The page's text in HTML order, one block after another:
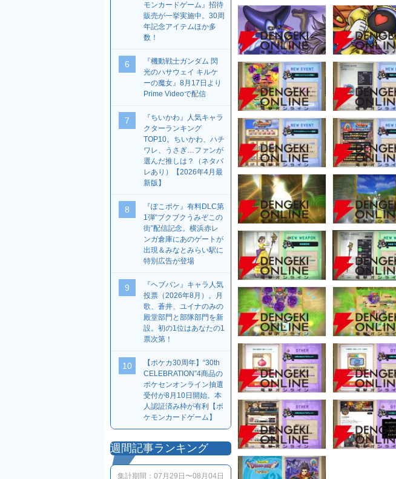
モンカードゲーム』招待
販売が一挙実施中。30周
年記念アイテムほか多
数！
6
『機動戦士ガンダム 閃
光のハサウェイ キルケ
ーの魔女』8月17日より
Prime Videoで配信
7
『ちいかわ』人気キャラ
クターランキング
TOP10。ちいかわ、ハチ
ワレ、うさぎ…ファンが
選んだ推しは？（ネタバ
レあり）【2026年4月最
新版】
8
『ぽこポケ』有料DLC第
1弾“ブクブクうみぞこの
街”配信記念。横浜赤レ
ンガ倉庫にあのゲートが
出現＆みなとみらい駅に
特別広告が登場
9
『ヘブバン』キャラ人気
投票（2026年8月）。月
歌、蒼井、ユイナのみの
殿堂部門と部隊部門を新
設。初の1位はあなたの1
票次第！
10
【ポケカ30周年】“30th
CELEBRATION”4商品の
ポケセンオンライン抽選
受付が8月10日開始。本
人認証済み枠が有利【ポ
ケモンカードゲーム】
週間記事ランキング
集計期間： 07月29日〜08月04日